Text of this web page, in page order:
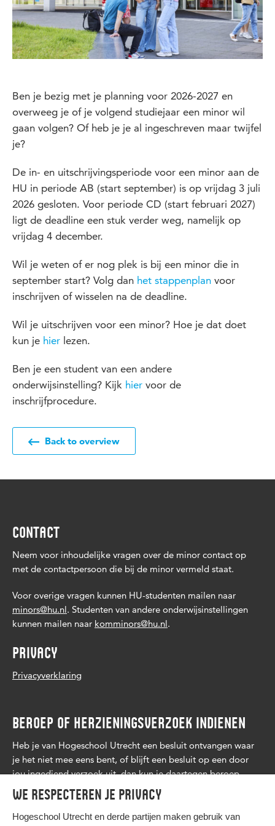
We respecteren je privacy
Hogeschool Utrecht en derde partijen maken gebruik van
Ben je bezig met je planning voor 2026-2027 en
overweeg je of je volgend studiejaar een minor wil
gaan volgen? Of heb je je al ingeschreven maar twijfel
je?
De in- en uitschrijvingsperiode voor een minor aan de
HU in periode AB (start september) is op vrijdag 3 juli
2026 gesloten. Voor periode CD (start februari 2027)
ligt de deadline een stuk verder weg, namelijk op
vrijdag 4 december.
Wil je weten of er nog plek is bij een minor die in
september start? Volg dan het stappenplan voor
inschrijven of wisselen na de deadline.
Wil je uitschrijven voor een minor? Hoe je dat doet
kun je hier lezen.
Ben je een student van een andere
onderwijsinstelling? Kijk hier voor de
inschrijfprocedure.
Back to overview
CONTACT
Neem voor inhoudelijke vragen over de minor contact op
met de contactpersoon die bij de minor vermeld staat.
Voor overige vragen kunnen HU-studenten mailen naar
minors@hu.nl. Studenten van andere onderwijsinstellingen
kunnen mailen naar komminors@hu.nl.
PRIVACY
Privacyverklaring
BEROEP OF HERZIENINGSVERZOEK INDIENEN
Heb je van Hogeschool Utrecht een besluit ontvangen waar
je het niet mee eens bent, of blijft een besluit op een door
jou ingediend verzoek uit, dan kun je daartegen beroep
aantekenen. Leesmeer .